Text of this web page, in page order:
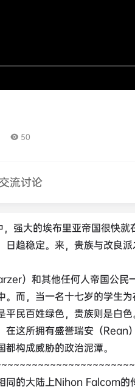
50
交流讨论
强大的埃布里亚帝国很快
日趋稳定。来，贵族与改良
）和其他任何人帝国公民
。而，当一名十七岁的学生
民百姓绿色，贵族则是白色
这所拥有盛誉瑞安（Rean
构成威胁的政治泥潭。
同的大陆上Nihon Falcom